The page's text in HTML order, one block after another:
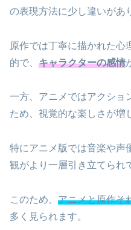
の表現方法に少し違いがあ
原作では丁寧に描かれた心
的で、 キャラクターの感情
一方、アニメではアクショ
ため、視覚的な楽しさが増
特にアニメ版では音楽や声
観がより一層引き立てられ
このため、 アニメと原作そ
多く見られます。